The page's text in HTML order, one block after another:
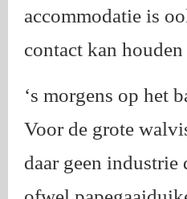
accommodatie is
contact kan
‘s morgens op het
Voor de grote
daar geen